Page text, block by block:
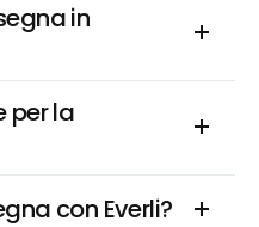
in
per la
con Everli?